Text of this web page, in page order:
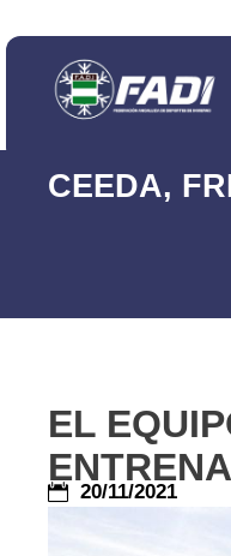
CEEDA,
EL
20/11/2021